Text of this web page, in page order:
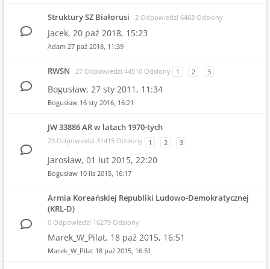
Struktury SZ Białorusi 2 Odpowiedzi 6463 Odsłony
Jacek, 20 paź 2018, 15:23
Adam 27 paź 2018, 11:39
RWSN 27 Odpowiedzi 44510 Odsłony 1 2 3
Bogusław, 27 sty 2011, 11:34
Bogusław 16 sty 2016, 16:21
JW 33886 AR w latach 1970-tych
23 Odpowiedzi 31415 Odsłony 1 2 3
Jarosław, 01 lut 2015, 22:20
Bogusław 10 lis 2015, 16:17
Armia Koreańskiej Republiki Ludowo-Demokratycznej
(KRL-D)
0 Odpowiedzi 16279 Odsłony
Marek_W_Pilat, 18 paź 2015, 16:51
Marek_W_Pilat 18 paź 2015, 16:51